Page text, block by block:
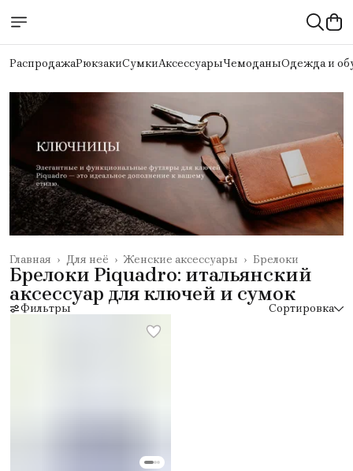
РаспродажаРюкзакиСумкиАксессуарыЧемоданыОдежда и
Брелоки
Женские аксессуары ›
Для неё ›
Главная ›
Брелоки Piquadro: итальянский
аксессуар для ключей и сумок
Фильтры Сортировка